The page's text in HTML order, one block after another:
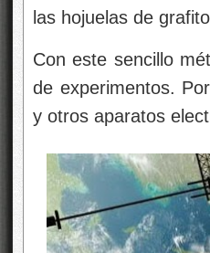
las hojuelas de
Con este sencillo
de experimentos.
y otros aparatos